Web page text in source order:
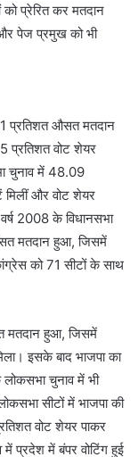
प्रेरित कर मतदान
पेज प्रमुख को भी
प्रतिशत औसत मतदान
प्रतिशत वोट शेयर
चुनाव में 48.09
और वोट शेयर
2008 के विधानसभा
मतदान हुआ, जिसमें
को 71 सीटों के साथ
मतदान हुआ, जिसमें
इसके बाद भाजपा का
लोकसभा चुनाव में भी
सीटों में भाजपा की
वोट शेयर पाकर
में प्रदेश में बंपर वोटिंग हुई